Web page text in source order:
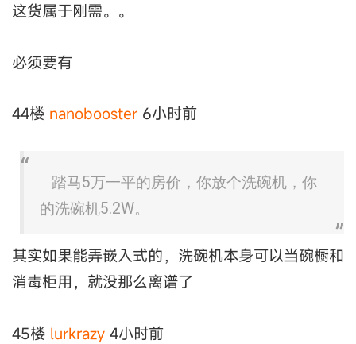
这货属于刚需。。
必须要有
44楼 nanobooster 6小时前
踏马5万一平的房价，你放个洗碗机，你
的洗碗机5.2W。
其实如果能弄嵌入式的，洗碗机本身可以当碗橱和
消毒柜用，就没那么离谱了
45楼 lurkrazy 4小时前